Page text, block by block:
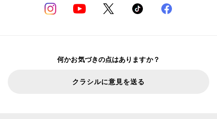
何かお気づきの点はありますか？
クラシルに意見を送る